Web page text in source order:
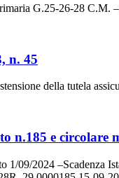
G.25-26-28 C.M.
n. 45
della tutela
n.185 e circolare
1/09/2024 –Scadenza